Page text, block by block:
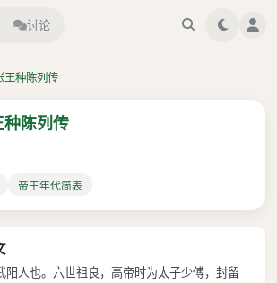
讨论
王种陈列传
种陈列传
帝王年代简表
阳人也。六世祖良，高帝时为太子少傅，封留